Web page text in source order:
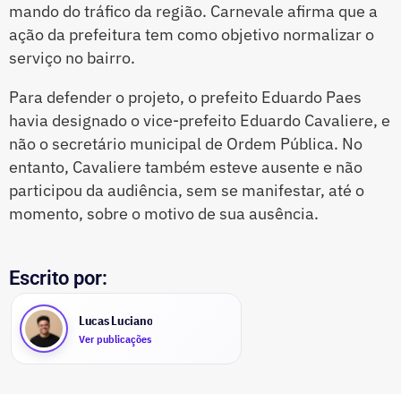
mando do tráfico da região. Carnevale afirma que a
ação da prefeitura tem como objetivo normalizar o
serviço no bairro.
Para defender o projeto, o prefeito Eduardo Paes
havia designado o vice-prefeito Eduardo Cavaliere, e
não o secretário municipal de Ordem Pública. No
entanto, Cavaliere também esteve ausente e não
participou da audiência, sem se manifestar, até o
momento, sobre o motivo de sua ausência.
Escrito por:
Lucas Luciano
Ver publicações